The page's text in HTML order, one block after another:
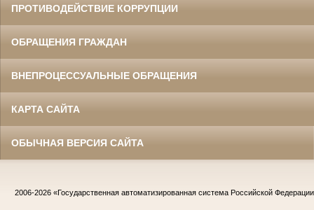
ПРОТИВОДЕЙСТВИЕ КОРРУПЦИИ
ОБРАЩЕНИЯ ГРАЖДАН
ВНЕПРОЦЕССУАЛЬНЫЕ ОБРАЩЕНИЯ
КАРТА САЙТА
ОБЫЧНАЯ ВЕРСИЯ САЙТА
2006-2026 «Государственная автоматизированная система Российской